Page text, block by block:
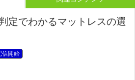
定でわかるマットレスの選
信開始